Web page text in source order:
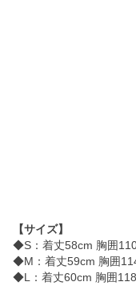
【サイズ】
◆S：着丈58cm 胸囲
◆M：着丈59cm 胸囲
◆L：着丈60cm 胸囲